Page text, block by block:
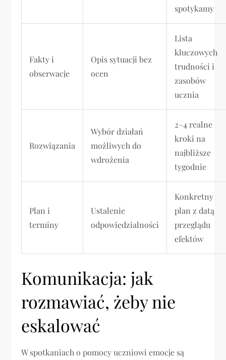
spotykamy
Fakty i
obserwacje
Opis sytuacji bez
ocen
Lista
kluczowych
trudności i
zasobów
ucznia
Rozwiązania
Wybór działań
możliwych do
wdrożenia
2–4 realne
kroki na
najbliższe
tygodnie
Plan i
terminy
Ustalenie
odpowiedzialności
Konkretny
plan z datą
przeglądu
efektów
Komunikacja: jak
rozmawiać, żeby nie
eskalować
W spotkaniach o pomocy uczniowi emocje są